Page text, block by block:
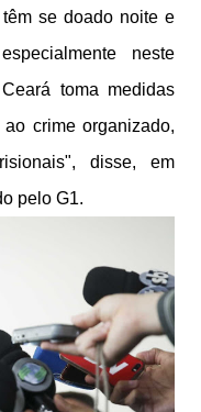
se doado noite e
neste
toma medidas
crime organizado,
disse, em
pelo G1.